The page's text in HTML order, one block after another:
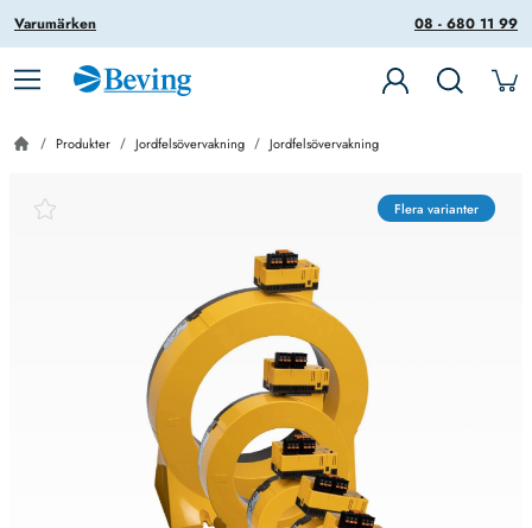
08 - 680 11 99
Varumärken
Produkter Jordfelsövervakning Jordfelsövervakning
Flera varianter